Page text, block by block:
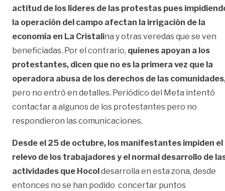
actitud de los líderes de las protestas pues
la operación del campo afectan la irrigación de la
economía en La Cristalina y otras veredas que se ven
beneficiadas. Por el contrario, quienes apoyan a los
protestantes, dicen que no es la primera vez que la
operadora abusa de los derechos de las
pero no entró en detalles. Periódico del Meta intentó
contactar a algunos de los protestantes pero no
respondieron las comunicaciones.
Desde el 25 de octubre, los manifestantes impiden el
relevo de los trabajadores y el normal desarrollo de
actividades que Hocoldesarrolla en esta zona, desde
entonces no se han podido concertar puntos